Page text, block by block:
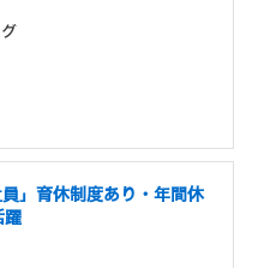
」育休制度あり・年間休
躍